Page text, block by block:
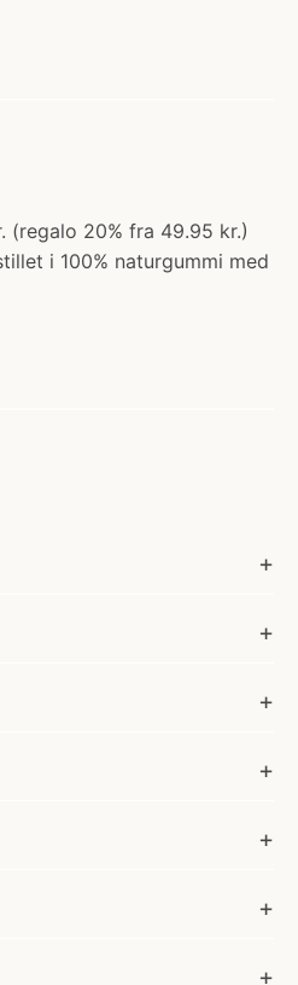
(regalo 20% fra 49.95 kr.)
i 100% naturgummi med